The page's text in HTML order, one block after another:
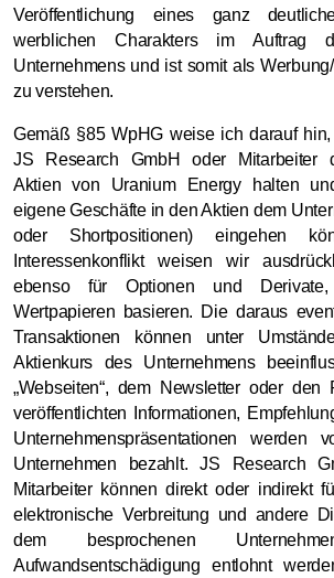
Veröffentlichung eines ganz
werblichen Charakters im Auftrag
Unternehmens und ist somit als
zu verstehen.
Gemäß §85 WpHG weise ich darauf
JS Research GmbH oder Mitarbeiter
Aktien von Uranium Energy halten
eigene Geschäfte in den Aktien dem
oder Shortpositionen) eingehen
Interessenkonflikt weisen wir
ebenso für Optionen und
Wertpapieren basieren. Die daraus
Transaktionen können unter
Aktienkurs des Unternehmens
„Webseiten“, dem Newsletter oder den
veröffentlichten Informationen,
Unternehmenspräsentationen werden
Unternehmen bezahlt. JS Research
Mitarbeiter können direkt oder indirekt
elektronische Verbreitung und andere
dem besprochenen
Aufwandsentschädigung entlohnt